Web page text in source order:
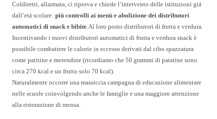
Coldiretti, allarmata, ci riprova e chiede l’intervento delle istituzioni giá
dall’etá scolare: più controlli ai menù e abolizione dei distributori
automatici di snack e bibite.Al loro posto distributori di frutta e verdura.
Incentivando i nuovi distributori automatici di frutta e verdura snack è
possibile combattere le calorie in eccesso derivati dal cibo spazzatura
come patitine e merendine (ricordiamo che 50 grammi di patatine sono
circa 270 kcal e un frutto solo 70 kcal).
Naturalmente occorre una massiccia campagna di educazione alimentare
nelle scuole coinvolgendo anche le famiglie e una maggiore attenzione
alla ristorazione di mensa.